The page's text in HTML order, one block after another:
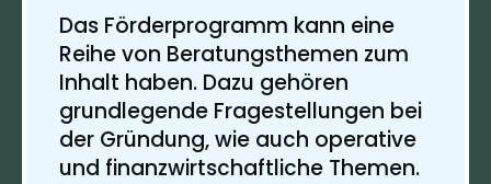
Das Förderprogramm kann eine
Reihe von Beratungsthemen zum
Inhalt haben. Dazu gehören
grundlegende Fragestellungen bei
der Gründung, wie auch operative
und finanzwirtschaftliche Themen.